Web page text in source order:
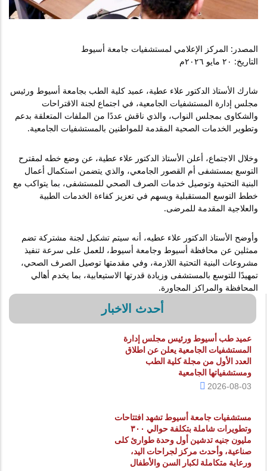
المصدر: المركز الإعلامي لمستشفيات جامعة أسيوط
التاريخ: ٢٠ مايو ٢٠٢٦م
وتطوير الخدمات الصحية المقدمة للمواطنين بالمستشفيات الجامعية.
والعلاجية المقدمة للمرضى.
المحافظة والمراكز المجاورة.
أحدث الاخبار
عميد طب أسيوط ورئيس مجلس إدارة
المستشفيات الجامعية يعلن عن اطلاق
العدد الأول من مجلة كلية الطب
ومستشفياتها الجامعية
2026-08-03
مستشفيات جامعة أسيوط تشهد افتتاحات
وتطويرات شاملة بتكلفة حوالي ٣٠٠
مليون جنيه تدشين أول وحدة طوارئ كلى
صناعية، وأحدث مركز لجراحات اليد،
ورعاية متكاملة لكبار السن والأطفال